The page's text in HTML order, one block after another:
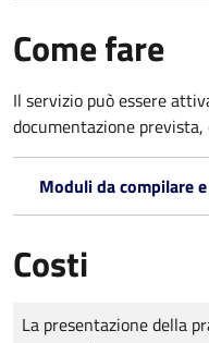
Come fare
Il servizio può essere
documentazione
Moduli da compilare
Costi
Tipo di pagamento
Importo
La presentazione della